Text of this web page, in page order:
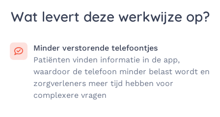
Wat levert deze werkwijze op?
Minder verstorende telefoontjes
Patiënten vinden informatie in de app,
waardoor de telefoon minder belast wordt en
zorgverleners meer tijd hebben voor
complexere vragen